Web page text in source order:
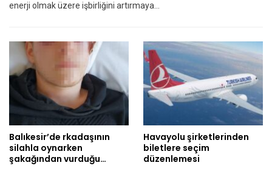
enerji olmak üzere işbirliğini artırmaya…
Balıkesir’de rkadaşının
silahla oynarken
şakağından vurduğu…
Havayolu şirketlerinden
biletlere seçim
düzenlemesi